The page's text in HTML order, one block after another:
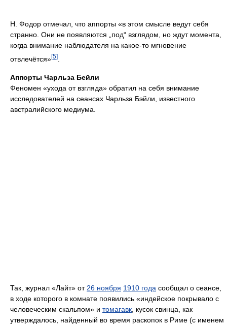
Н. Фодор отмечал, что аппорты «в этом смысле ведут себя
странно. Они не появляются „под“ взглядом, но ждут момента,
когда внимание наблюдателя на какое-то мгновение
отвлечётся»[5]
Аппорты Чарльза Бейли
Феномен «ухода от взгляда» обратил на себя внимание
исследователей на сеансах Чарльза Бэйли, известного
австралийского медиума.
Так, журнал «Лайт» от 26 ноября 1910 года сообщал о сеансе,
в ходе которого в комнате появились «индейское покрывало с
человеческим скальпом» и томагавк , кусок свинца, как
утверждалось, найденный во время раскопок в Риме (с именем